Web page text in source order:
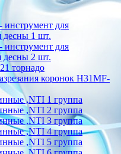
для
десны 1 шт.
для
десны 2 шт.
торнадо
коронок H31MF-
,NTI 1 группа
,NTI 2 группа
,NTI 3 группа
,NTI 4 группа
,NTI 5 группа